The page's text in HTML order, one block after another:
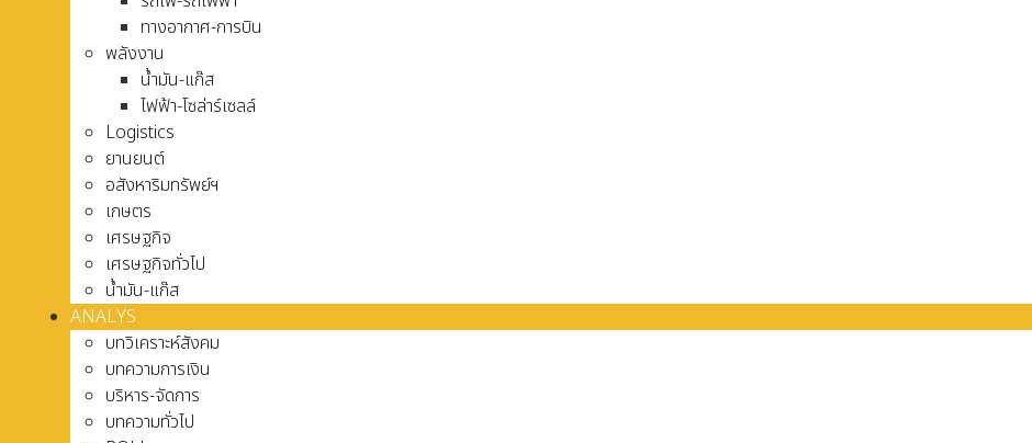
ทางอากาศ-การบิน
พลังงาน
น้ำมัน-แก๊ส
ไฟฟ้า-โซล่าร์เซลล์
Logistics
ยานยนต์
อสังหาริมทรัพย์ฯ
เกษตร
เศรษฐกิจ
เศรษฐกิจทั่วไป
น้ำมัน-แก๊ส
ANALYS
บทวิเคราะห์สังคม
บทความการเงิน
บริหาร-จัดการ
บทความทั่วไป